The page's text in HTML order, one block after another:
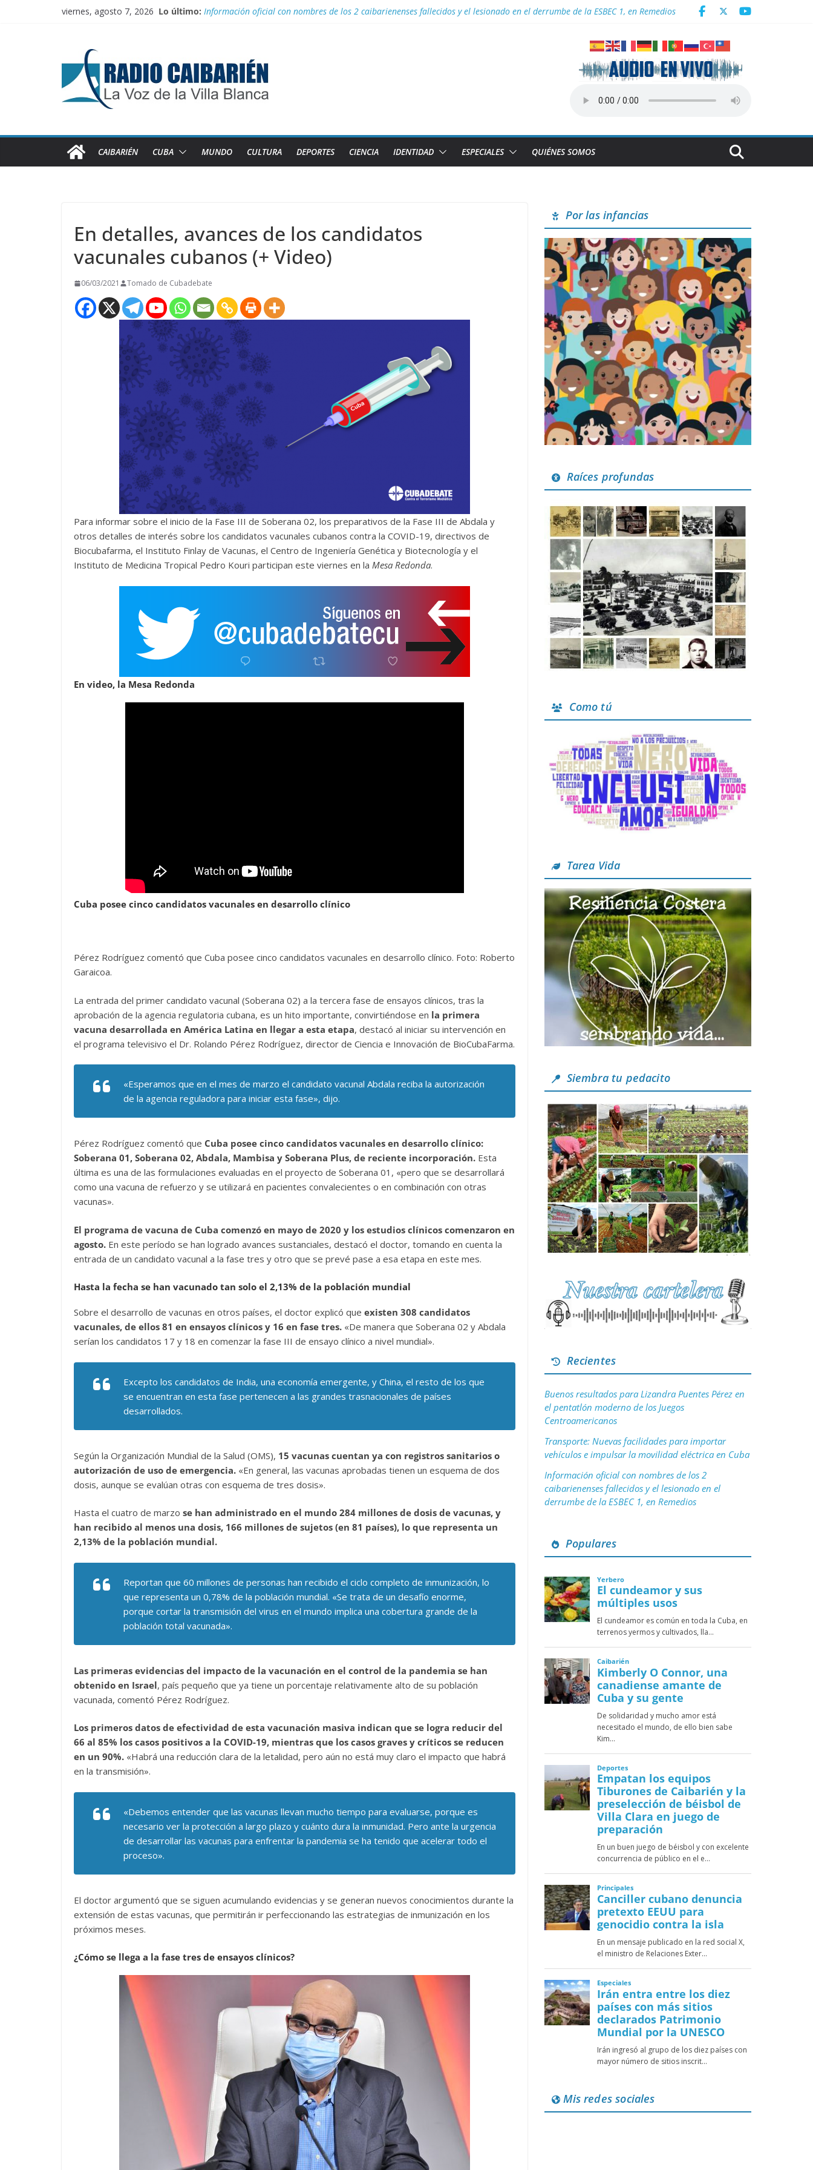
viernes, agosto 7, 2026 Lo último: Información oficial con nombres de los 2 caibarienenses fallecidos y el lesionado en el derrumbe de la ESBEC 1, en Remedios
Buenos resultados para Lizandra Puentes Pérez en el pentatlón moderno de los Juegos Centroamericanos
Transporte: Nuevas facilidades para importar vehículos e impulsar la movilidad eléctrica en Cuba
CAIBARIÉN CUBA MUNDO CULTURA DEPORTES CIENCIA IDENTIDAD ESPECIALES QUIÉNES SOMOS
En detalles, avances de los candidatos
vacunales cubanos (+ Video)
06/03/2021 Tomado de Cubadebate
Para informar sobre el inicio de la Fase III de Soberana 02, los preparativos de la Fase III de Abdala y
otros detalles de interés sobre los candidatos vacunales cubanos contra la COVID-19, directivos de
Biocubafarma, el Instituto Finlay de Vacunas, el Centro de Ingeniería Genética y Biotecnología y el
Instituto de Medicina Tropical Pedro Kouri participan este viernes en la Mesa Redonda.
En video, la Mesa Redonda
Cuba posee cinco candidatos vacunales en desarrollo clínico
Pérez Rodríguez comentó que Cuba posee cinco candidatos vacunales en desarrollo clínico. Foto: Roberto
Garaicoa.
La entrada del primer candidato vacunal (Soberana 02) a la tercera fase de ensayos clínicos, tras la
aprobación de la agencia regulatoria cubana, es un hito importante, convirtiéndose en la primera
vacuna desarrollada en América Latina en llegar a esta etapa, destacó al iniciar su intervención en
el programa televisivo el Dr. Rolando Pérez Rodríguez, director de Ciencia e Innovación de BioCubaFarma.
«Esperamos que en el mes de marzo el candidato vacunal Abdala reciba la autorización
de la agencia reguladora para iniciar esta fase», dijo.
Pérez Rodríguez comentó que Cuba posee cinco candidatos vacunales en desarrollo clínico:
Soberana 01, Soberana 02, Abdala, Mambisa y Soberana Plus, de reciente incorporación. Esta
última es una de las formulaciones evaluadas en el proyecto de Soberana 01, «pero que se desarrollará
como una vacuna de refuerzo y se utilizará en pacientes convalecientes o en combinación con otras
vacunas».
El programa de vacuna de Cuba comenzó en mayo de 2020 y los estudios clínicos comenzaron en
agosto. En este período se han logrado avances sustanciales, destacó el doctor, tomando en cuenta la
entrada de un candidato vacunal a la fase tres y otro que se prevé pase a esa etapa en este mes.
Hasta la fecha se han vacunado tan solo el 2,13% de la población mundial
Sobre el desarrollo de vacunas en otros países, el doctor explicó que existen 308 candidatos
vacunales, de ellos 81 en ensayos clínicos y 16 en fase tres. «De manera que Soberana 02 y Abdala
serían los candidatos 17 y 18 en comenzar la fase III de ensayo clínico a nivel mundial».
Excepto los candidatos de India, una economía emergente, y China, el resto de los que
se encuentran en esta fase pertenecen a las grandes trasnacionales de países
desarrollados.
Según la Organización Mundial de la Salud (OMS), 15 vacunas cuentan ya con registros sanitarios o
autorización de uso de emergencia. «En general, las vacunas aprobadas tienen un esquema de dos
dosis, aunque se evalúan otras con esquema de tres dosis».
Hasta el cuatro de marzo se han administrado en el mundo 284 millones de dosis de vacunas, y
han recibido al menos una dosis, 166 millones de sujetos (en 81 países), lo que representa un
2,13% de la población mundial.
Reportan que 60 millones de personas han recibido el ciclo completo de inmunización, lo
que representa un 0,78% de la población mundial. «Se trata de un desafío enorme,
porque cortar la transmisión del virus en el mundo implica una cobertura grande de la
población total vacunada».
Las primeras evidencias del impacto de la vacunación en el control de la pandemia se han
obtenido en Israel, país pequeño que ya tiene un porcentaje relativamente alto de su población
vacunada, comentó Pérez Rodríguez.
Los primeros datos de efectividad de esta vacunación masiva indican que se logra reducir del
66 al 85% los casos positivos a la COVID-19, mientras que los casos graves y críticos se reducen
en un 90%. «Habrá una reducción clara de la letalidad, pero aún no está muy claro el impacto que habrá
en la transmisión».
«Debemos entender que las vacunas llevan mucho tiempo para evaluarse, porque es
necesario ver la protección a largo plazo y cuánto dura la inmunidad. Pero ante la urgencia
de desarrollar las vacunas para enfrentar la pandemia se ha tenido que acelerar todo el
proceso».
El doctor argumentó que se siguen acumulando evidencias y se generan nuevos conocimientos durante la
extensión de estas vacunas, que permitirán ir perfeccionando las estrategias de inmunización en los
próximos meses.
¿Cómo se llega a la fase tres de ensayos clínicos?
Por las infancias
Raíces profundas
Como tú
Tarea Vida
Siembra tu pedacito
Recientes
Buenos resultados para Lizandra Puentes Pérez en
el pentatlón moderno de los Juegos
Centroamericanos
Transporte: Nuevas facilidades para importar
vehículos e impulsar la movilidad eléctrica en Cuba
Información oficial con nombres de los 2
caibarienenses fallecidos y el lesionado en el
derrumbe de la ESBEC 1, en Remedios
Populares
Mis redes sociales